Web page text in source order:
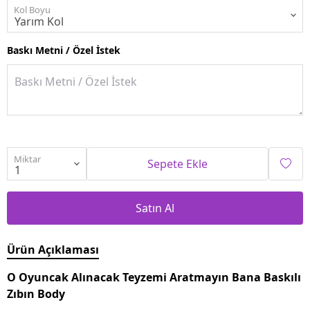
Kol Boyu
Baskı Metni / Özel İstek
Miktar Sepete Ekle
Satın Al
Ürün Açıklaması
O Oyuncak Alınacak Teyzemi Aratmayın Bana Baskılı
Zıbın Body